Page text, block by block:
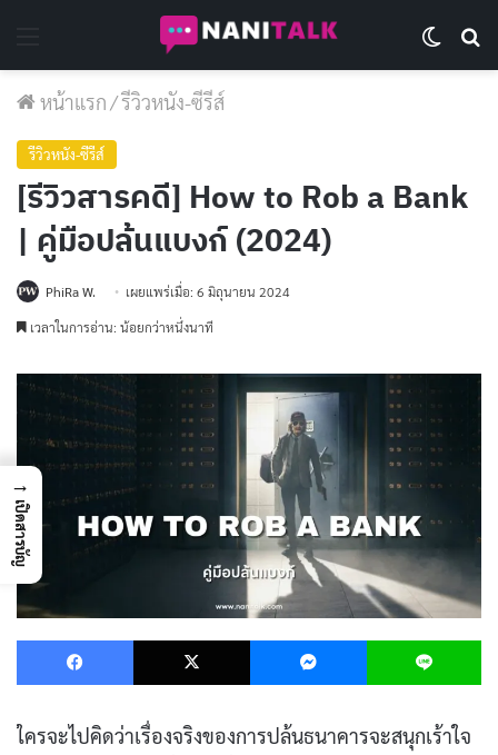
หน้าแรก/รีวิวหนัง-ซีรีส์
รีวิวหนัง-ซีรีส์
[รีวิวสารคดี] How to Rob a Bank
| คู่มือปล้นแบงก์ (2024)
PhiRa W.
เผยแพร่เมื่อ: 6 มิถุนายน 2024
เวลาในการอ่าน: น้อยกว่าหนึ่งนาที
Facebook X Messenger
ใครจะไปคิดว่าเรื่องจริงของการปล้นธนาคารจะสนุกเร้าใจ
→
เปิดสารบัญ